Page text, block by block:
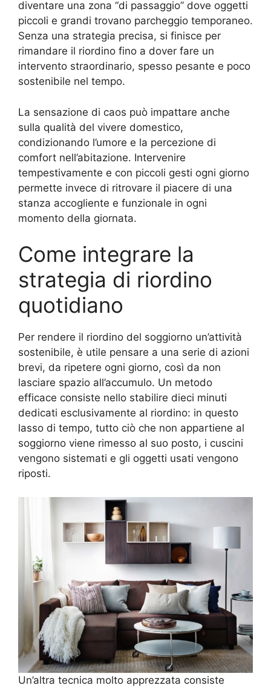
diventare una zona “di passaggio” dove oggetti
piccoli e grandi trovano parcheggio temporaneo.
Senza una strategia precisa, si finisce per
rimandare il riordino fino a dover fare un
intervento straordinario, spesso pesante e poco
sostenibile nel tempo.
La sensazione di caos può impattare anche
sulla qualità del vivere domestico,
condizionando l’umore e la percezione di
comfort nell’abitazione. Intervenire
tempestivamente e con piccoli gesti ogni giorno
permette invece di ritrovare il piacere di una
stanza accogliente e funzionale in ogni
momento della giornata.
Come integrare la
strategia di riordino
quotidiano
Per rendere il riordino del soggiorno un’attività
sostenibile, è utile pensare a una serie di azioni
brevi, da ripetere ogni giorno, così da non
lasciare spazio all’accumulo. Un metodo
efficace consiste nello stabilire dieci minuti
dedicati esclusivamente al riordino: in questo
lasso di tempo, tutto ciò che non appartiene al
soggiorno viene rimesso al suo posto, i cuscini
vengono sistemati e gli oggetti usati vengono
riposti.
Un’altra tecnica molto apprezzata consiste